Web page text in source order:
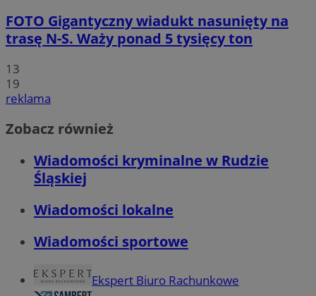
FOTO Gigantyczny wiadukt nasunięty na
trasę N-S. Waży ponad 5 tysięcy ton
13
19
reklama
Zobacz również
Wiadomości kryminalne w Rudzie
Śląskiej
Wiadomości lokalne
Wiadomości sportowe
Ekspert Biuro Rachunkowe